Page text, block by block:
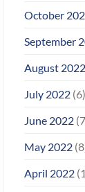
October
September
August 2022
July 2022 (6)
June 2022
May 2022
April 2022